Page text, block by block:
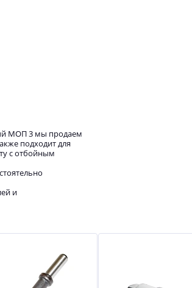
МОП 3 мы продаем
подходит для
с отбойным
и